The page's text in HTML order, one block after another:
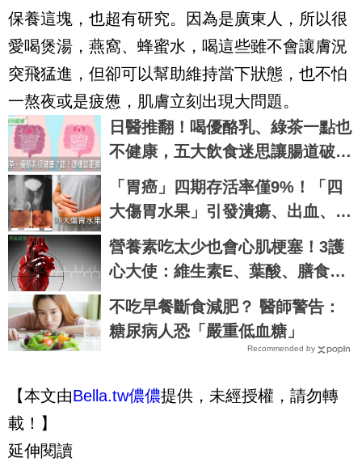
保養這塊，也超有研究。因為是廣東人，所以很
愛喝煲湯，燕窩、蜂蜜水，喝這些雖不會讓膚況
突飛猛進，但卻可以幫助維持當下狀態，也不怕
一熬夜或是疲憊，肌膚立刻出現大問題。
日醫推翻！喝優酪乳、綠茶一點也
不健康，五大飲食迷思讓腸道破
裂、萎縮自盡｜每日健康 Health
「胃癌」四期存活率僅9%！「四
大傷胃水果」引發潰瘍、出血、燒
毀「胃黏膜」不可逆｜每日健康 H
ealth
營養素吃太少也會心肌梗塞！3護
心大使：維生素E、葉酸、膳食纖
維不可忽視
不吃早餐斷食減肥？ 醫師警告：
糖尿病人恐「嚴重低血糖」
Recommended by
【本文由Bella.tw儂儂提供，未經授權，請勿轉
載！】
延伸閱讀